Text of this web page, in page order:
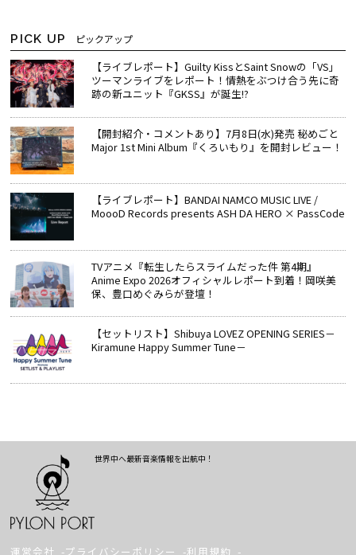
PICK UP ピックアップ
【ライブレポート】Guilty KissとSaint Snowの「VS」
ツーマンライブをレポート！情熱をぶつけ合う先に奇
跡の新ユニット『GKSS』が誕生!?
【開封紹介・コメントあり】7月8日(水)発売 秘めごと
Major 1st Mini Album『くろいもり』を開封レビュー！
【ライブレポート】BANDAI NAMCO MUSIC LIVE /
MoooD Records presents ASH DA HERO × PassCode
TVアニメ『転生したらスライムだった件 第4期』
Anime Expo 2026オフィシャルレポート到着！岡咲美
保、豊口めぐみらが登壇！
【セットリスト】Shibuya LOVEZ OPENING SERIES－
Kiramune Happy Summer Tune－
世界中へ最新音楽情報を出航中！
運営会社 プライバシーポリシー 利用規約